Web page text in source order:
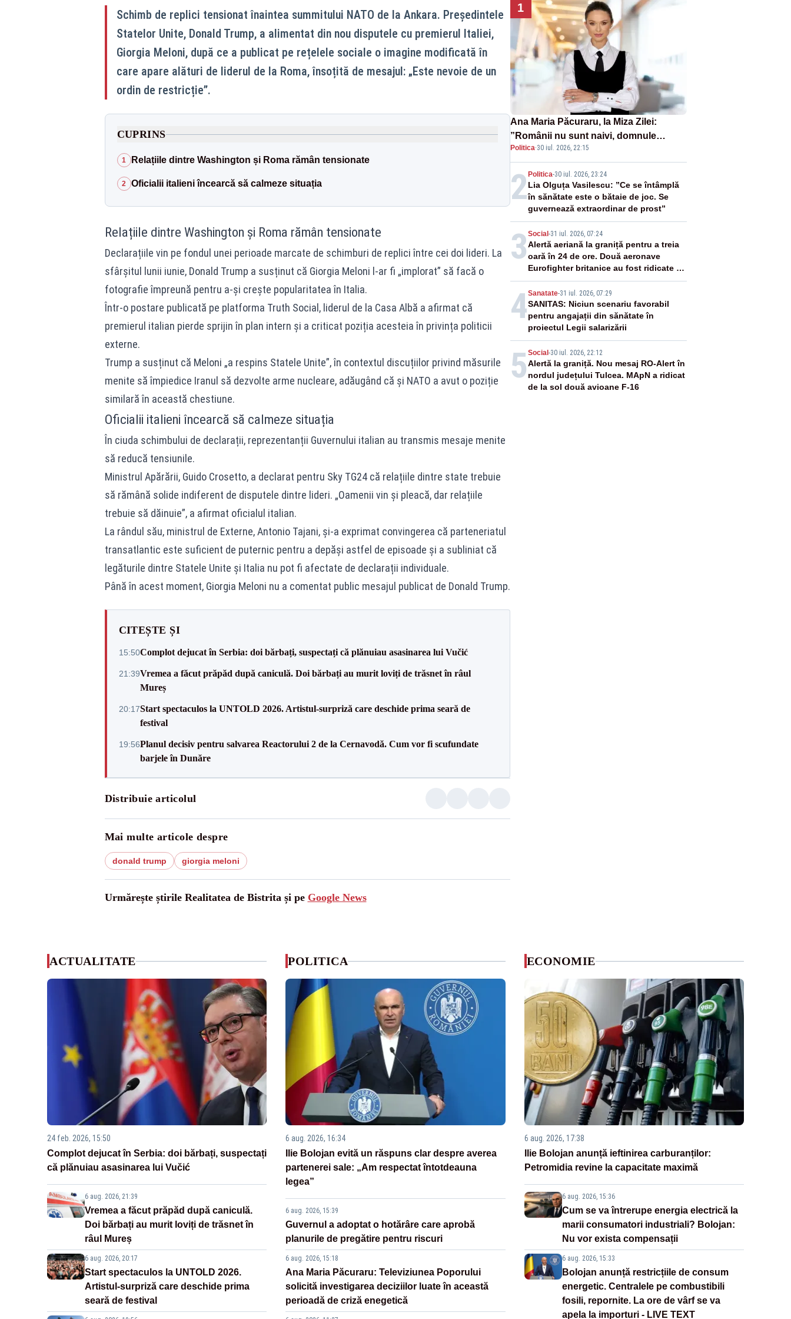
Schimb de replici tensionat înaintea summitului NATO de la Ankara. Președintele
Statelor Unite, Donald Trump, a alimentat din nou disputele cu premierul Italiei,
Giorgia Meloni, după ce a publicat pe rețelele sociale o imagine modificată în
care apare alături de liderul de la Roma, însoțită de mesajul: „Este nevoie de un
ordin de restricție”.
CUPRINS
1 Relațiile dintre Washington și Roma rămân tensionate
2 Oficialii italieni încearcă să calmeze situația
Relațiile dintre Washington și Roma rămân tensionate
Declarațiile vin pe fondul unei perioade marcate de schimburi de replici între cei doi lideri. La
sfârșitul lunii iunie, Donald Trump a susținut că Giorgia Meloni l-ar fi „implorat” să facă o
fotografie împreună pentru a-și crește popularitatea în Italia.
Într-o postare publicată pe platforma Truth Social, liderul de la Casa Albă a afirmat că
premierul italian pierde sprijin în plan intern și a criticat poziția acesteia în privința politicii
externe.
Trump a susținut că Meloni „a respins Statele Unite”, în contextul discuțiilor privind măsurile
menite să împiedice Iranul să dezvolte arme nucleare, adăugând că și NATO a avut o poziție
similară în această chestiune.
Oficialii italieni încearcă să calmeze situația
În ciuda schimbului de declarații, reprezentanții Guvernului italian au transmis mesaje menite
să reducă tensiunile.
Ministrul Apărării, Guido Crosetto, a declarat pentru Sky TG24 că relațiile dintre state trebuie
să rămână solide indiferent de disputele dintre lideri. „Oamenii vin și pleacă, dar relațiile
trebuie să dăinuie”, a afirmat oficialul italian.
La rândul său, ministrul de Externe, Antonio Tajani, și-a exprimat convingerea că parteneriatul
transatlantic este suficient de puternic pentru a depăși astfel de episoade și a subliniat că
legăturile dintre Statele Unite și Italia nu pot fi afectate de declarații individuale.
Până în acest moment, Giorgia Meloni nu a comentat public mesajul publicat de Donald Trump.
CITEȘTE ȘI
15:50Complot dejucat în Serbia: doi bărbați, suspectați că plănuiau asasinarea lui Vučić
21:39Vremea a făcut prăpăd după caniculă. Doi bărbați au murit loviți de trăsnet în râul
Mureș
20:17Start spectaculos la UNTOLD 2026. Artistul-surpriză care deschide prima seară de
festival
19:56Planul decisiv pentru salvarea Reactorului 2 de la Cernavodă. Cum vor fi scufundate
barjele în Dunăre
Distribuie articolul
Mai multe articole despre
donald trump giorgia meloni
Urmărește știrile Realitatea de Bistrita și pe Google News
1
Ana Maria Păcuraru, la Miza Zilei:
”Românii nu sunt naivi, domnule
premier Bolojan”
Politica·30 iul. 2026, 22:15
2 Politica-30 iul. 2026, 23:24
Lia Olguța Vasilescu: ”Ce se întâmplă
în sănătate este o bătaie de joc. Se
guvernează extraordinar de prost”
3 Social -31 iul. 2026, 07:24
Alertă aeriană la graniță pentru a treia
oară în 24 de ore. Două aeronave
Eurofighter britanice au fost ridicate de
la sol
4Sanatate-31 iul. 2026, 07:29
SANITAS: Niciun scenariu favorabil
pentru angajații din sănătate în
proiectul Legii salarizării
5 Social -30 iul. 2026, 22:12
Alertă la graniță. Nou mesaj RO-Alert în
nordul județului Tulcea. MApN a ridicat
de la sol două avioane F-16
ACTUALITATE
24 feb. 2026, 15:50
Complot dejucat în Serbia: doi bărbați, suspectați
că plănuiau asasinarea lui Vučić
6 aug. 2026, 21:39
Vremea a făcut prăpăd după caniculă.
Doi bărbați au murit loviți de trăsnet în
râul Mureș
6 aug. 2026, 20:17
Start spectaculos la UNTOLD 2026.
Artistul-surpriză care deschide prima
seară de festival
POLITICA
6 aug. 2026, 16:34
Ilie Bolojan evită un răspuns clar despre averea
partenerei sale: „Am respectat întotdeauna
legea”
6 aug. 2026, 15:39
Guvernul a adoptat o hotărâre care aprobă
planurile de pregătire pentru riscuri
6 aug. 2026, 15:18
Ana Maria Păcuraru: Televiziunea Poporului
solicită investigarea deciziilor luate în această
perioadă de criză enegetică
ECONOMIE
6 aug. 2026, 17:38
Ilie Bolojan anunță ieftinirea carburanților:
Petromidia revine la capacitate maximă
6 aug. 2026, 15:36
Cum se va întrerupe energia electrică la
marii consumatori industriali? Bolojan:
Nu vor exista compensații
6 aug. 2026, 15:33
Bolojan anunță restricțiile de consum
energetic. Centralele pe combustibili
fosili, repornite. La ore de vârf se va
apela la importuri - LIVE TEXT